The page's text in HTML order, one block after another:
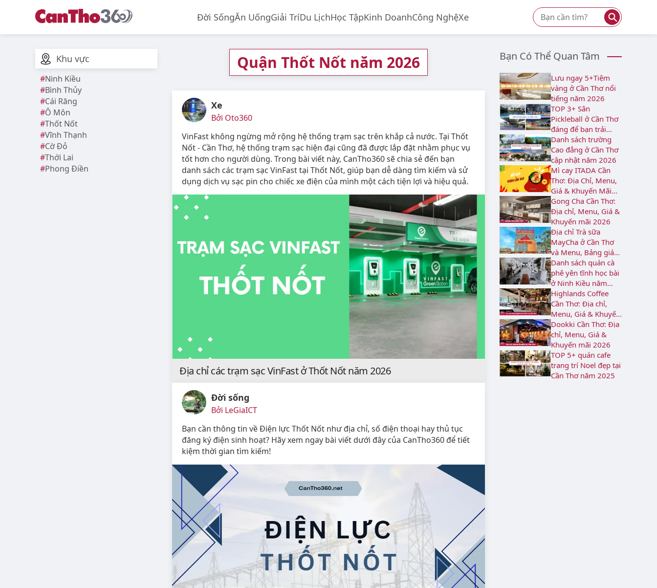
Đời SốngĂn UốngGiải TríDu LịchHọc TậpKinh DoanhCông NghệXe ⚲
Khu vực
Ninh Kiều
Bình Thủy
Cái Răng
Ô Môn
Thốt Nốt
Vĩnh Thạnh
Cờ Đỏ
Thới Lai
Phong Điền
Quận Thốt Nốt năm 2026
Xe
Bởi Oto360
VinFast không ngừng mở rộng hệ thống trạm sạc trên khắp cả nước. Tại Thốt
Nốt - Cần Thơ, hệ thống trạm sạc hiện đại cũng đã được lắp đặt nhằm phục vụ
tốt hơn cho người dùng. Trong bài viết này, CanTho360 sẽ chia sẻ đến bạn
danh sách các trạm sạc VinFast tại Thốt Nốt, giúp bạn dễ dàng tìm kiếm và sử
dụng dịch vụ sạc pin cho chiếc xe điện của mình một cách tiện lợi và hiệu quả.
Địa chỉ các trạm sạc VinFast ở Thốt Nốt năm 2026
Đời sống
Bởi LeGiaICT
Bạn cần thông tin về Điện lực Thốt Nốt như địa chỉ, số điện thoại hay thủ tục
đăng ký điện sinh hoạt? Hãy xem ngay bài viết dưới đây của CanTho360 để tiết
kiệm thời gian tìm kiếm!
Bạn Có Thể Quan Tâm
Lưu ngay 5+Tiệm
vàng ở Cần Thơ nổi
tiếng năm 2026
TOP 3+ Sân
Pickleball ở Cần Thơ
đáng để bạn trải
nghiệm
Danh sách trường
Cao đẳng ở Cần Thơ
cập nhật năm 2026
Mì cay ITADA Cần
Thơ: Địa Chỉ, Menu,
Giá & Khuyến Mãi
2026
Gong Cha Cần Thơ:
Địa chỉ, Menu, Giá &
Khuyến mãi 2026
Địa chỉ Trà sữa
MayCha ở Cần Thơ
và Menu, Bảng giá
2026
Danh sách quán cà
phê yên tĩnh học bài
ở Ninh Kiều năm
2026
Highlands Coffee
Cần Thơ: Địa chỉ,
Menu, Giá & Khuyến
mãi 2026
Dookki Cần Thơ: Địa
chỉ, Menu, Giá &
Khuyến mãi 2026
TOP 5+ quán cafe
trang trí Noel đẹp tại
Cần Thơ năm 2025